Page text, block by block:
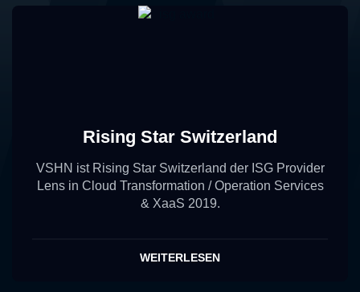
Rising Star Switzerland
VSHN ist Rising Star Switzerland der ISG Provider
Lens in Cloud Transformation / Operation Services
& XaaS 2019.
WEITERLESEN